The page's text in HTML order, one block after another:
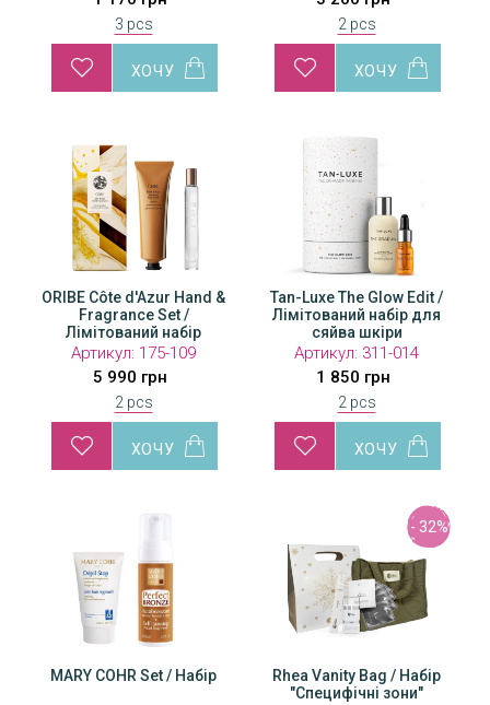
3 pcs 2 pcs
ORIBE Côte d'Azur Hand &
Fragrance Set /
Лімітований набір
«Французська рівьера»
Артикул: 175-109
5 990 грн
2 pcs
Tan-Luxe The Glow Edit /
Лімітований набір для
сяйва шкіри
Артикул: 311-014
1 850 грн
2 pcs
MARY COHR Set / Набір
Rhea Vanity Bag / Набір
"Специфічні зони"
- 32%